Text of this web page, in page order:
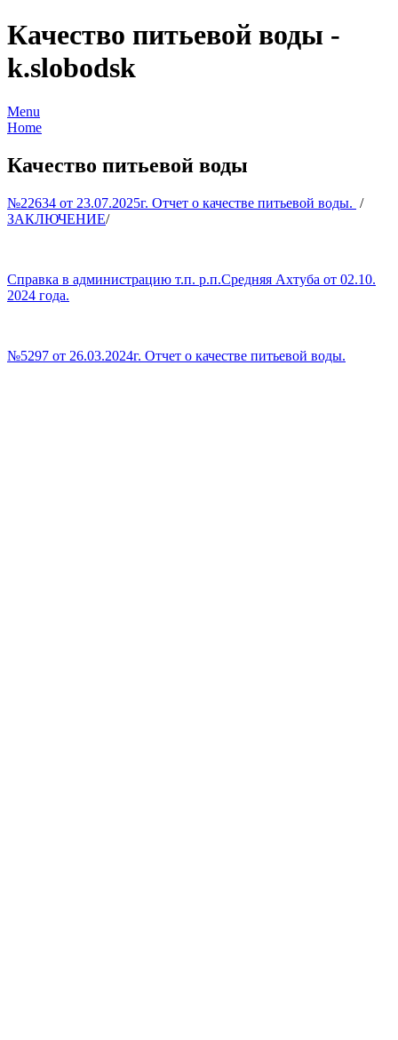
Качество питьевой воды -
k.slobodsk
Menu
Home
Качество питьевой воды
№22634 от 23.07.2025г. Отчет о качестве питьевой воды. /
ЗАКЛЮЧЕНИЕ/
Справка в администрацию т.п. р.п.Средняя Ахтуба от 02.10.
2024 года.
№5297 от 26.03.2024г. Отчет о качестве питьевой воды.